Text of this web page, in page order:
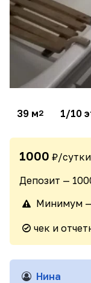
39 м2 1/10
1000 ₽/сутки
Депозит —
Минимум —
чек и
Нина